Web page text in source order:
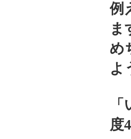
例
ま
め
よ
度